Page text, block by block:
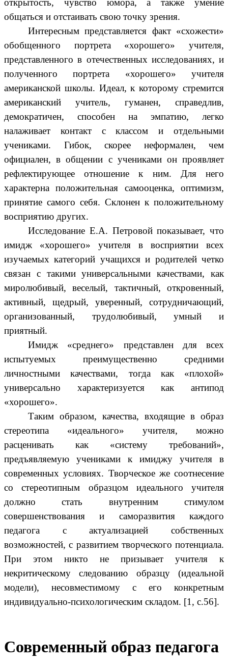
открытость, чувство юмора, а также умение
общаться и отстаивать свою точку зрения.
Интересным представляется факт «схожести»
обобщенного портрета «хорошего» учителя,
представленного в отечественных исследованиях, и
полученного портрета «хорошего» учителя
американской школы. Идеал, к которому стремится
американский учитель, гуманен, справедлив,
демократичен, способен на эмпатию, легко
налаживает контакт с классом и отдельными
учениками. Гибок, скорее неформален, чем
официален, в общении с учениками он проявляет
рефлектирующее отношение к ним. Для него
характерна положительная самооценка, оптимизм,
принятие самого себя. Склонен к положительному
восприятию других.
Исследование Е.А. Петровой показывает, что
имидж «хорошего» учителя в восприятии всех
изучаемых категорий учащихся и родителей четко
связан с такими универсальными качествами, как
миролюбивый, веселый, тактичный, откровенный,
активный, щедрый, уверенный, сотрудничающий,
организованный, трудолюбивый, умный и
приятный.
Имидж «среднего» представлен для всех
испытуемых преимущественно средними
личностными качествами, тогда как «плохой»
универсально характеризуется как антипод
«хорошего».
Таким образом, качества, входящие в образ
стереотипа «идеального» учителя, можно
расценивать как «систему требований»,
предъявляемую учениками к имиджу учителя в
современных условиях. Творческое же соотнесение
со стереотипным образцом идеального учителя
должно стать внутренним стимулом
совершенствования и саморазвития каждого
педагога с актуализацией собственных
возможностей, с развитием творческого потенциала.
При этом никто не призывает учителя к
некритическому следованию образцу (идеальной
модели), несовместимому с его конкретным
индивидуально-психологическим складом. [1, c.56].
Современный образ педагога